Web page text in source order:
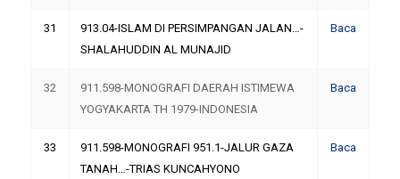
31
913.04-ISLAM DI PERSIMPANGAN JALAN…-
SHALAHUDDIN AL MUNAJID
Baca
32
911.598-MONOGRAFI DAERAH ISTIMEWA
YOGYAKARTA TH 1979-INDONESIA
Baca
33
911.598-MONOGRAFI 951.1-JALUR GAZA
TANAH…-TRIAS KUNCAHYONO
Baca